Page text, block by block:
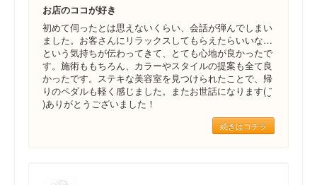
お店のココが好き
初めて伺ったとは思えないくらい、会話が弾んでしまい
ました。お客さんにリラックスしてもらえたらいいな…
という気持ちが伝わってきて、とても心地が良かったで
す。施術ももちろん、カラーやスタイルの提案も全て良
かったです。ステキな美容室を見つけられたことで、帰
りのペダルも軽く感じました。またお世話になります( ¨̮
)ありがとうございました！
続きはコチラ